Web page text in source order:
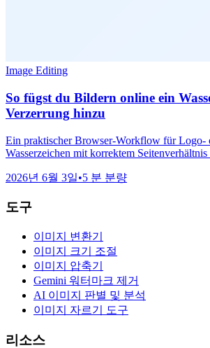
Image Editing
So fügst du Bildern online ein
Verzerrung hinzu
Ein praktischer Browser-Workflow für Logo-
Wasserzeichen mit korrektem
2026년 6월 3일•5 분 분량
도구
이미지 변환기
이미지 크기 조절
이미지 압축기
Gemini 워터마크 제거
AI 이미지 판별 및 분석
이미지 자르기 도구
리소스